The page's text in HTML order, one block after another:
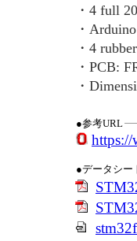
・4 full
・
・4
・PCB:
・
●参考URL
https://
●データシー